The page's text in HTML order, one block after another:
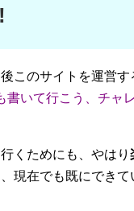
このサイトを運営す
書いて行こう、チャ
くためにも、やはり
現在でも既にでき